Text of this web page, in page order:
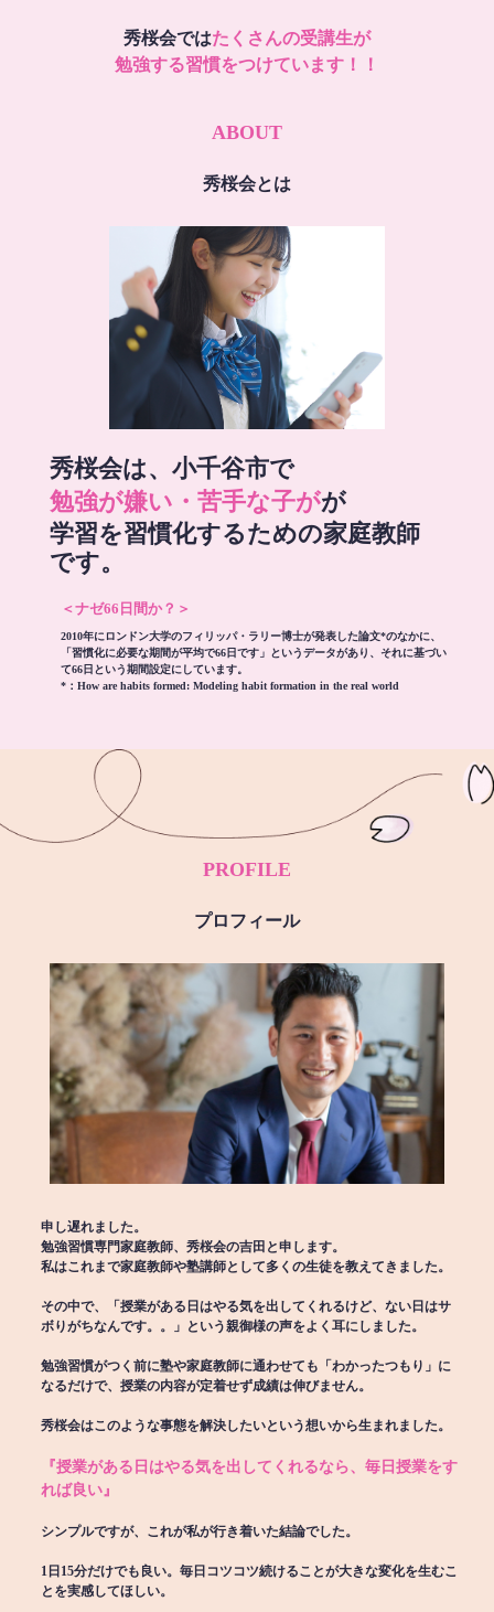
秀桜会ではたくさんの受講生が
勉強する習慣をつけています！！
ABOUT
秀桜会とは
秀桜会は、小千谷市で
勉強が嫌い・苦手な子がが
学習を習慣化するための家庭教師
です。
＜ナゼ66日間か？＞
2010年にロンドン大学のフィリッパ・ラリー博士が発表した論文*のなかに、
「習慣化に必要な期間が平均で66日です」というデータがあり、それに基づい
て66日という期間設定にしています。
*： How are habits formed: Modeling habit formation in the real world
PROFILE
プロフィール
申し遅れました。
勉強習慣専門家庭教師、秀桜会の吉田と申します。
私はこれまで家庭教師や塾講師として多くの生徒を教えてきました。
その中で、「授業がある日はやる気を出してくれるけど、ない日はサ
ボりがちなんです。。」という親御様の声をよく耳にしました。
勉強習慣がつく前に塾や家庭教師に通わせても「わかったつもり」に
なるだけで、授業の内容が定着せず成績は伸びません。
秀桜会はこのような事態を解決したいという想いから生まれました。
『授業がある日はやる気を出してくれるなら、毎日授業をす
れば良い』
シンプルですが、これが私が行き着いた結論でした。
1日15分だけでも良い。毎日コツコツ続けることが大きな変化を生むこ
とを実感してほしい。